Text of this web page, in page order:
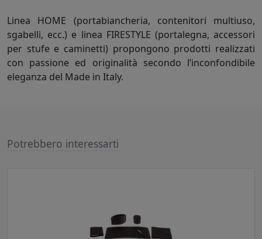
Linea HOME (portabiancheria, contenitori multiuso,
sgabelli, ecc.) e linea FIRESTYLE (portalegna, accessori
per stufe e caminetti) propongono prodotti realizzati
con passione ed originalità secondo l’inconfondibile
eleganza del Made in Italy.
Potrebbero interessarti